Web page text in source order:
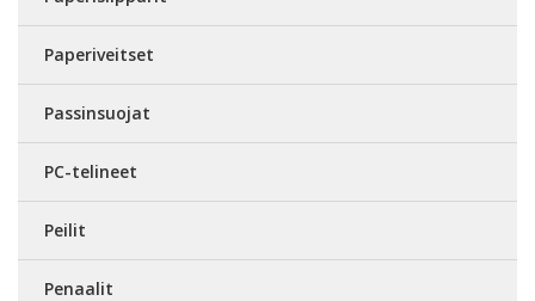
Paperiveitset
Passinsuojat
PC-telineet
Peilit
Penaalit